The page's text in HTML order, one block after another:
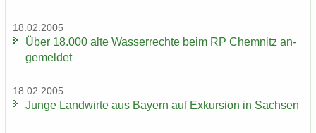
18.02.2005
Über 18.000 alte Was­ser­rech­te beim RP Chem­nitz an­
ge­mel­det
18.02.2005
Junge Land­wir­te aus Bay­ern auf Ex­kur­si­on in Sach­sen